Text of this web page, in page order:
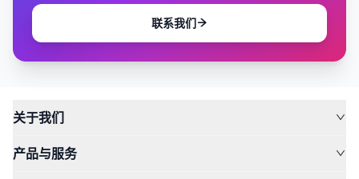
联系我们
关于我们
产品与服务